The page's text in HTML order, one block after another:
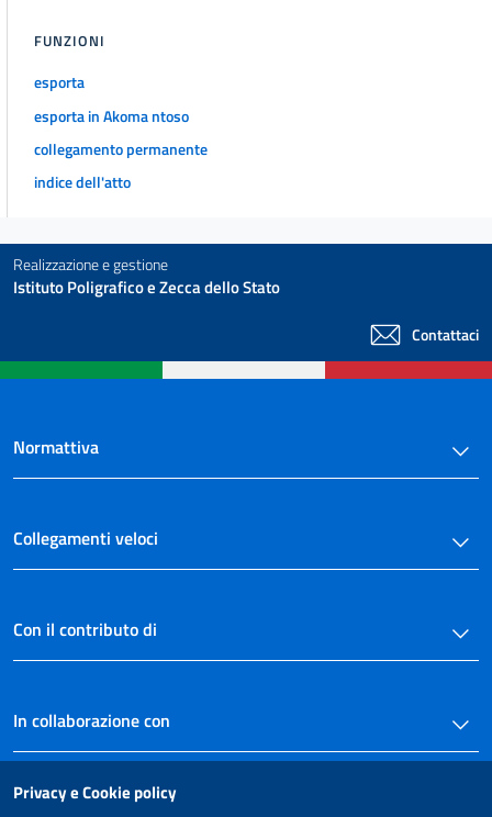
78
79
80
81
82
84
85
87
90
95
96
98
99
100
FUNZIONI
esporta
esporta in Akoma ntoso
collegamento permanente
indice dell'atto
Realizzazione e gestione
Istituto Poligrafico e Zecca dello Stato
Contattaci
Normattiva
Collegamenti veloci
Con il contributo di
In collaborazione con
Privacy e Cookie policy